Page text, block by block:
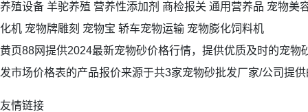
养殖设备 羊驼养殖 营养性添加剂 商检报关 通用营养品 宠物美
化机 宠物牌雕刻 宠物宝 轿车宠物运输 宠物膨化饲料机
黄页88网提供2024最新宠物砂价格行情，提供优质及时的宠物
发市场价格表的产品报价来源于共3家宠物砂批发厂家/公司提
友情链接